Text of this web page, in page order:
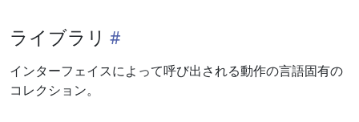
ライブラリ
インターフェイスによって呼び出される動作の言語固有の
コレクション。